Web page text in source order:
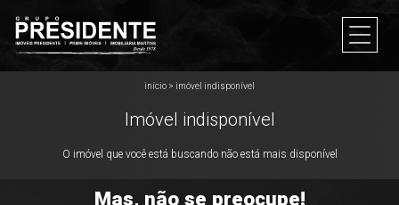
início > imóvel indisponível
Imóvel indisponível
O imóvel que você está buscando não está mais disponível
Mas, não se preocupe!